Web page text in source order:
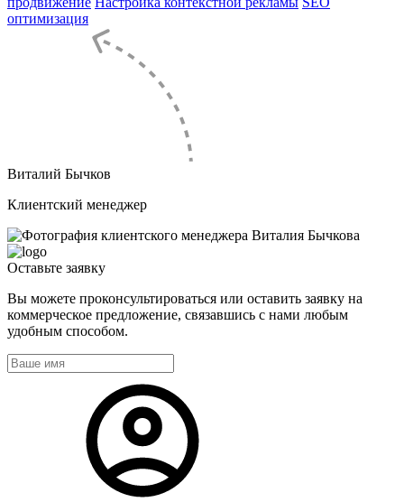
оптимизация
Виталий Бычков
Клиентский менеджер
Оставьте заявку
Вы можете проконсультироваться или оставить заявку на
коммерческое предложение, связавшись с нами любым
удобным способом.